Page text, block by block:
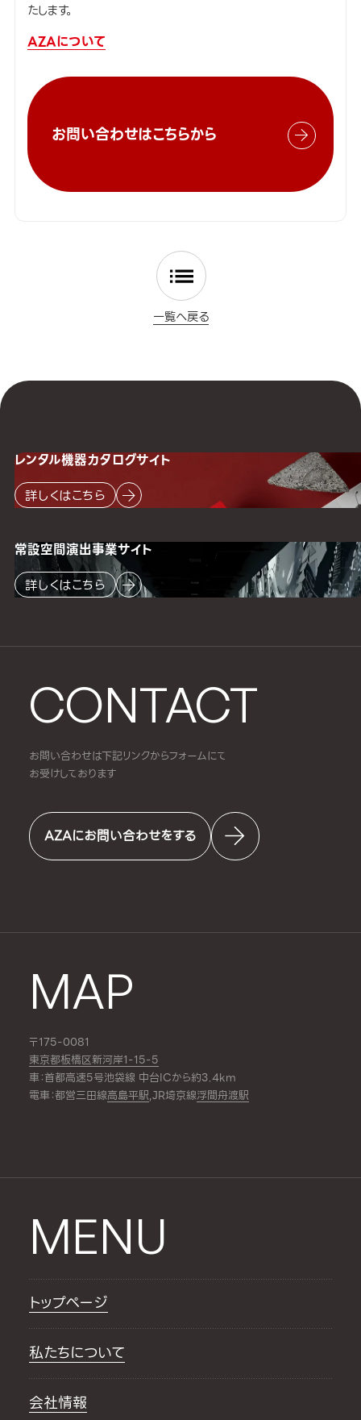
たします。
AZAについて
お問い合わせはこちらから
一覧へ戻る
CONTACT
お問い合わせは下記リンクからフォームにて
お受けしております
AZAにお問い合わせをする
MAP
〒175-0081
東京都板橋区新河岸1-15-5
車：首都高速5号池袋線 中台ICから約3.4km
電車：都営三田線高島平駅,JR埼京線浮間舟渡駅
レンタル機器カタログサイト
詳しくはこちら
常設空間演出事業サイト
詳しくはこちら
MENU
トップページ
私たちについて
会社情報